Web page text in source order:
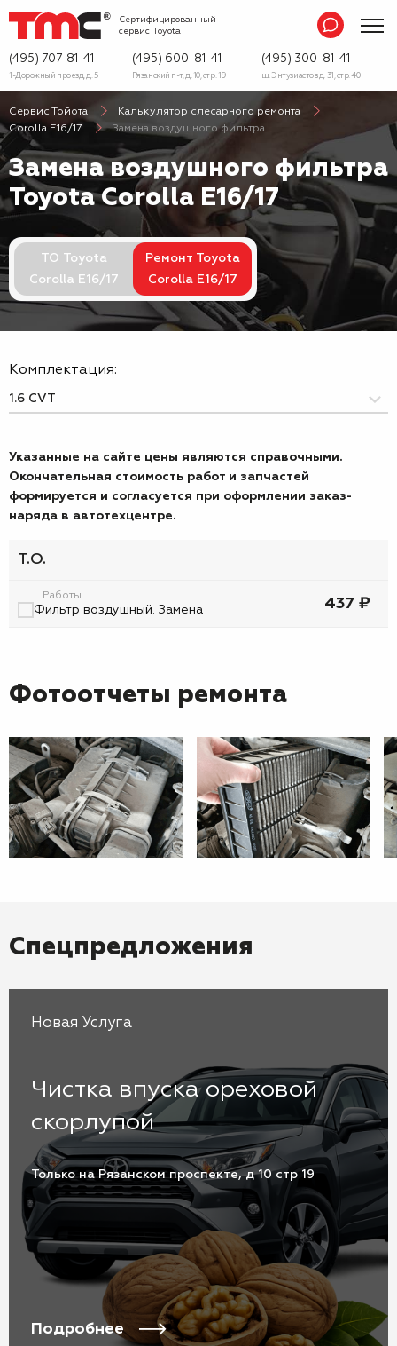
Сертифицированный
сервис Toyota
(495) 707-81-41
1-Дорожный проезд, д. 5
(495) 600-81-41
Рязанский п-т, д. 10, стр. 19
(495) 300-81-41
ш. Энтузиастов д. 31, стр. 40
Сервис Тойота
Калькулятор слесарного ремонта
Corolla E16/17
Замена воздушного фильтра
Замена воздушного фильтра
Toyota Corolla E16/17
ТО Toyota
Corolla E16/17
Ремонт Toyota
Corolla E16/17
Комплектация:
Указанные на сайте цены являются справочными.
Окончательная стоимость работ и запчастей
формируется и согласуется при оформлении заказ-
наряда в автотехцентре.
Т.О.
Работы
Фильтр воздушный. Замена 437 ₽
Фотоотчеты ремонта
Спецпредложения
Новая Услуга
Чистка впуска ореховой
скорлупой
Только на Рязанском проспекте, д 10 стр 19
Подробнее